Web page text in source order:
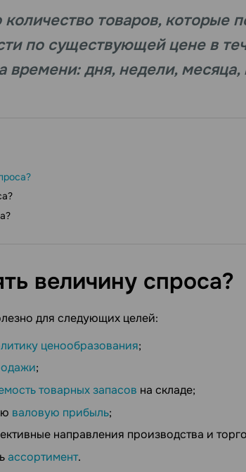
товаров, которые
по существующей цене в
времени: дня, недели, месяца,
величину спроса?
для следующих целей:
ценообразования;
;
товарных запасов на складе;
валовую прибыль;
направления производства и
ассортимент.